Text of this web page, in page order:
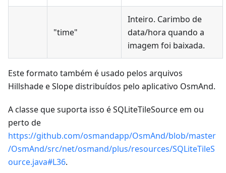
"time"
Inteiro. Carimbo de
data/hora quando a
imagem foi baixada.
Este formato também é usado pelos arquivos
Hillshade e Slope distribuídos pelo aplicativo OsmAnd.
A classe que suporta isso é SQLiteTileSource em ou
perto de
https://github.com/osmandapp/OsmAnd/blob/master
/OsmAnd/src/net/osmand/plus/resources/SQLiteTileS
ource.java#L36.